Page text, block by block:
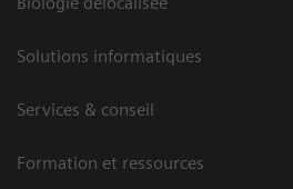
Solutions informatiques
Services & conseil
Formation et ressources